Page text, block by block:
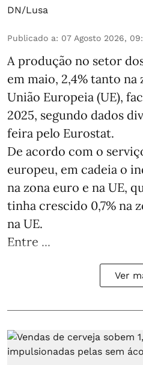
DN/Lusa
Publicado a: 07 Agosto 2026,
A produção no setor
em maio, 2,4% tanto na
União Europeia (UE),
2025, segundo dados
feira pelo Eurostat.
De acordo com o
europeu, em cadeia o
na zona euro e na UE,
tinha crescido 0,7% na
na UE.
Entre ...
Ver